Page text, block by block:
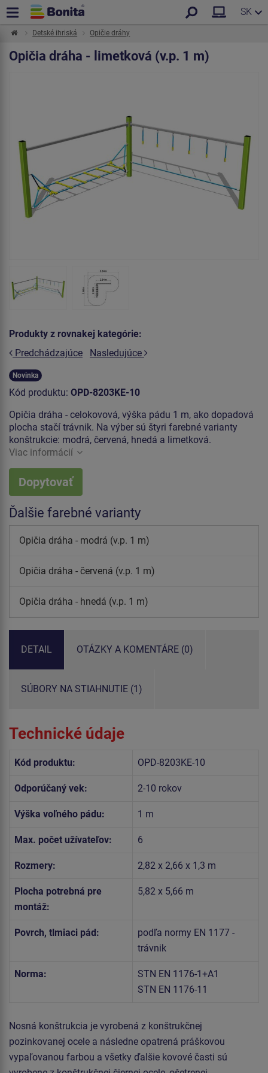
SK
Detské ihriská Opičie dráhy
Opičia dráha - limetková (v.p. 1 m)
Produkty z rovnakej kategórie:
Predchádzajúce
Nasledujúce
Novinka
Kód produktu: OPD-8203KE-10
Opičia dráha - celokovová, výška pádu 1 m, ako dopadová
plocha stačí trávnik. Na výber sú štyri farebné varianty
konštrukcie: modrá, červená, hnedá a limetková.
Viac informácií
Dopytovať
Ďalšie farebné varianty
Opičia dráha - modrá (v.p. 1 m)
Opičia dráha - červená (v.p. 1 m)
Opičia dráha - hnedá (v.p. 1 m)
DETAIL OTÁZKY A KOMENTÁRE (0)
SÚBORY NA STIAHNUTIE (1)
Technické údaje
Kód produktu: OPD-8203KE-10
Odporúčaný vek: 2-10 rokov
Výška voľného pádu: 1 m
Max. počet užívateľov: 6
Rozmery: 2,82 x 2,66 x 1,3 m
Plocha potrebná pre
montáž:
5,82 x 5,66 m
Povrch, tlmiaci pád:
podľa normy EN 1177 -
trávnik
Norma:
STN EN 1176-1+A1
STN EN 1176-11
Nosná konštrukcia je vyrobená z konštrukčnej
pozinkovanej ocele a následne opatrená práškovou
vypaľovanou farbou a všetky ďalšie kovové časti sú